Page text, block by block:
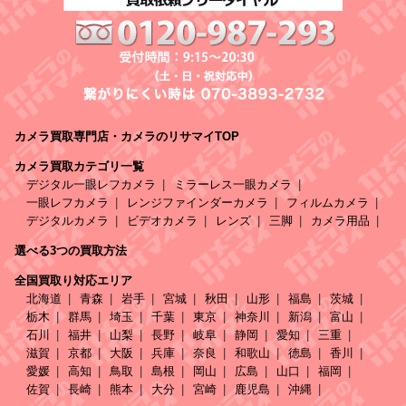
カメラ買取専門店・カメラのリサマイTOP
カメラ買取カテゴリ一覧
デジタル一眼レフカメラ
ミラーレス一眼カメラ
一眼レフカメラ
レンジファインダーカメラ
フィルムカメラ
デジタルカメラ
ビデオカメラ レンズ 三脚 カメラ用品
選べる3つの買取方法
全国買取り対応エリア
北海道
青森 岩手 宮城 秋田 山形 福島
茨城
栃木
群馬 埼玉 千葉 東京 神奈川 新潟
富山
石川
福井 山梨 長野 岐阜 静岡 愛知
三重
滋賀
京都 大阪 兵庫 奈良 和歌山 徳島
香川
愛媛
高知 鳥取 島根 岡山 広島 山口
福岡
佐賀
長崎 熊本 大分 宮崎 鹿児島 沖縄